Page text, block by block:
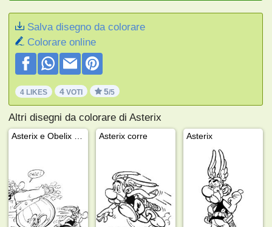
Salva disegno da colorare
Colorare online
4 LIKES 4 VOTI 5/5
Altri disegni da colorare di Asterix
Asterix corre Asterix